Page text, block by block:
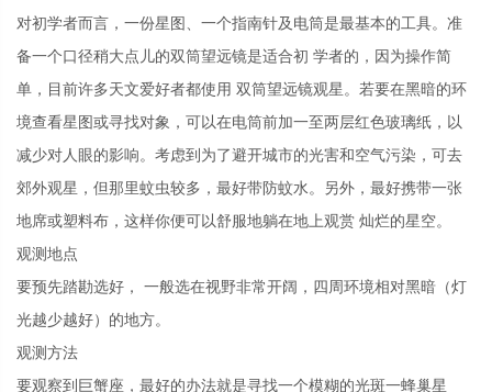
对初学者而言，一份星图、一个指南针及电筒是最基本的工具。准
备一个口径稍大点儿的双筒望远镜是适合初 学者的，因为操作简
单，目前许多天文爱好者都使用 双筒望远镜观星。若要在黑暗的环
境查看星图或寻找对象，可以在电筒前加一至两层红色玻璃纸，以
减少对人眼的影响。考虑到为了避开城市的光害和空气污染，可去
郊外观星，但那里蚊虫较多，最好带防蚊水。另外，最好携带一张
地席或塑料布，这样你便可以舒服地躺在地上观赏 灿烂的星空。
观测地点
要预先踏勘选好， 一般选在视野非常开阔，四周环境相对黑暗（灯
光越少越好）的地方。
观测方法
要观察到巨蟹座，最好的办法就是寻找一个模糊的光斑一蜂巢星